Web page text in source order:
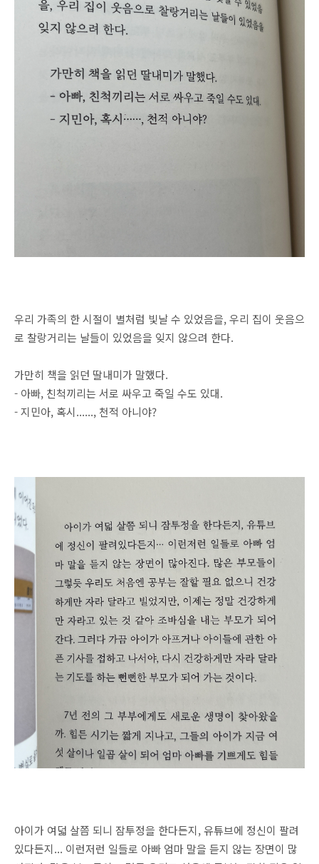
우리 가족의 한 시절이 별처럼 빛날 수 있었음을, 우리 집이 웃음으
로 찰랑거리는 날들이 있었음을 잊지 않으려 한다.
가만히 책을 읽던 딸내미가 말했다.
- 아빠, 친척끼리는 서로 싸우고 죽일 수도 있대.
- 지민아, 혹시......, 천적 아니야?
아이가 여덟 살쯤 되니 잠투정을 한다든지, 유튜브에 정신이 팔려
있다든지... 이런저런 일들로 아빠 엄마 말을 듣지 않는 장면이 많